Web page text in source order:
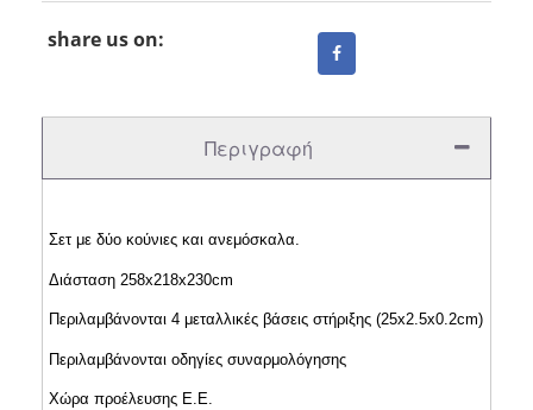
share us on:
Περιγραφή
Σετ με δύο κούνιες και ανεμόσκαλα.
Διάσταση 258x218x230cm
Περιλαμβάνονται 4 μεταλλικές βάσεις στήριξης (25x2.5x0.2cm)
Περιλαμβάνονται οδηγίες συναρμολόγησης
Χώρα προέλευσης Ε.Ε.